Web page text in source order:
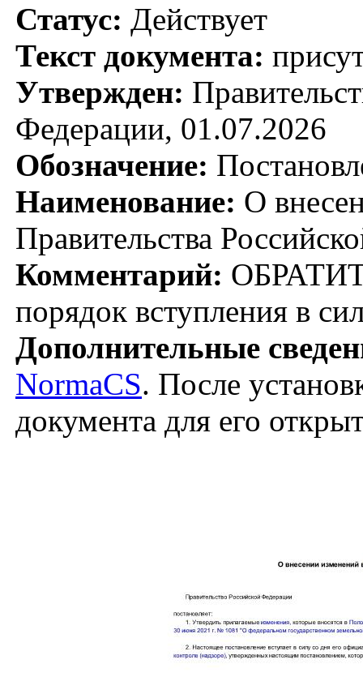
Статус: Действует
Текст документа:
Утвержден:
Федерации, 01.07.2026
Обозначение:
Наименование: О
Правительства
Комментарий:
порядок вступления в
Дополнительные
NormaCS. После
документа для его